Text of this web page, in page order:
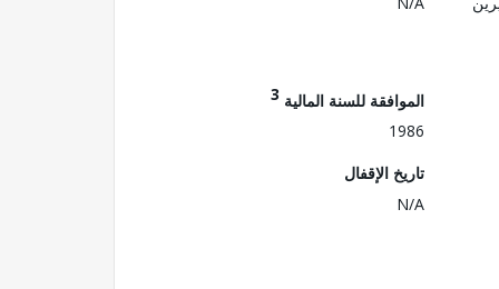
الموافقة للسنة المالية 3
1986
تاريخ الإقفال
N/A